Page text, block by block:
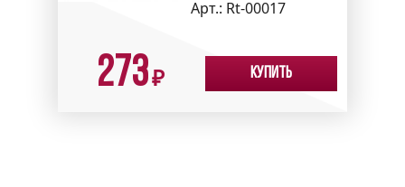
Арт.: Rt-00017
273₽ Купить